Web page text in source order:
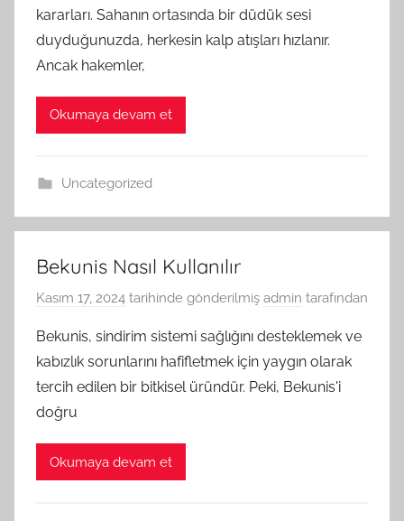
kararları. Sahanın ortasında bir düdük sesi
duyduğunuzda, herkesin kalp atışları hızlanır.
Ancak hakemler,
Okumaya devam et
Uncategorized
Bekunis Nasıl Kullanılır
Kasım 17, 2024 tarihinde gönderilmiş admin tarafından
Bekunis, sindirim sistemi sağlığını desteklemek ve
kabızlık sorunlarını hafifletmek için yaygın olarak
tercih edilen bir bitkisel üründür. Peki, Bekunis'i
doğru
Okumaya devam et